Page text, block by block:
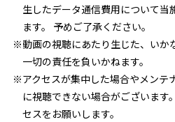
生したデータ通信費用について当
ます。 予めご了承ください。
※動画の視聴にあたり生じた、いか
一切の責任を負いかねます。
※アクセスが集中した場合やメンテ
に視聴できない場合がございます
セスをお願いします。